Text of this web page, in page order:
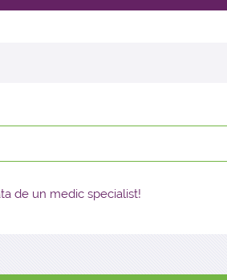
de un medic specialist!